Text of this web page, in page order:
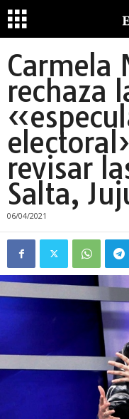
Carmela
rechaza
revisar
Salta,
06/04/2021